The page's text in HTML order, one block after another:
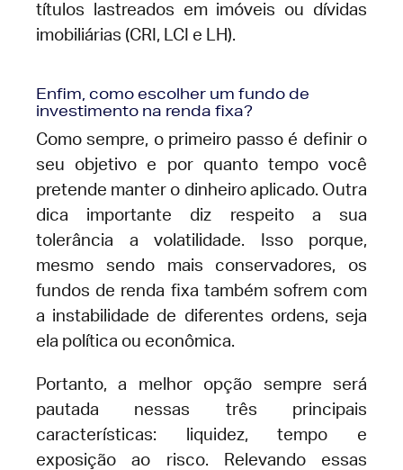
títulos lastreados em imóveis ou dívidas
imobiliárias (CRI, LCI e LH).
Enfim, como escolher um fundo de
investimento na renda fixa?
Como sempre, o primeiro passo é definir o
seu objetivo e por quanto tempo você
pretende manter o dinheiro aplicado. Outra
dica importante diz respeito a sua
tolerância a volatilidade. Isso porque,
mesmo sendo mais conservadores, os
fundos de renda fixa também sofrem com
a instabilidade de diferentes ordens, seja
ela política ou econômica.
Portanto, a melhor opção sempre será
pautada nessas três principais
características: liquidez, tempo e
exposição ao risco. Relevando essas